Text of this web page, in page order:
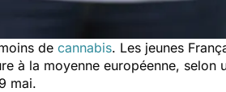
de cannabis. Les jeunes
à la moyenne européenne, selon
mai.